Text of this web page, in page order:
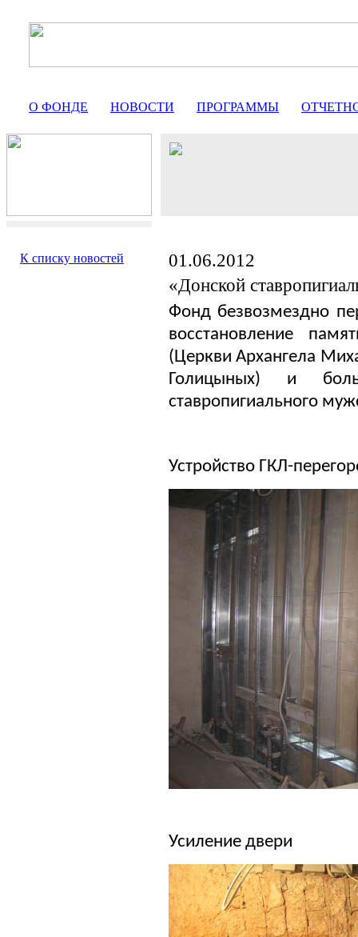
О ФОНДЕ НОВОСТИ ПРОГРАММЫ
К списку новостей
01.06.2012
«Донской
Фонд безвозмездно
восстановление
(Церкви Архангела
Голицыных) и
ставропигиального
Устройство ГКЛ-
Усиление двери